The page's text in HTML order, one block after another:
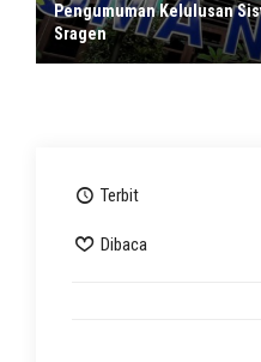
Pengumuman Kelulusan
Sragen
Terbit
Dibaca